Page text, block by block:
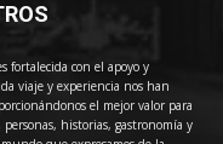
fortalecida con el apoyo y
viaje y experiencia nos han
el mejor valor para
historias, gastronomía y